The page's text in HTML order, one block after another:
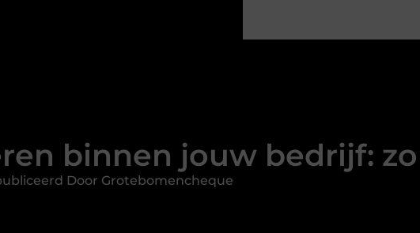
binnen jouw bedrijf:
Door Grotebomencheque